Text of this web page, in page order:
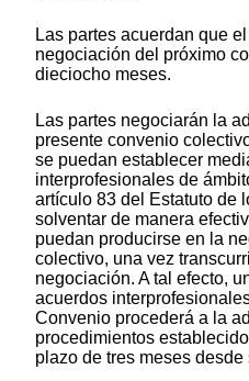
Las partes acuerdan que
negociación del próximo
dieciocho meses.
Las partes negociarán la
presente convenio
se puedan establecer
interprofesionales de
artículo 83 del Estatuto de
solventar de manera
puedan producirse en la
colectivo, una vez
negociación. A tal efecto,
acuerdos
Convenio procederá a la
procedimientos
plazo de tres meses